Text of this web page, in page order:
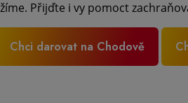
Přijďte i vy pomoct
Chci darovat na Chodově